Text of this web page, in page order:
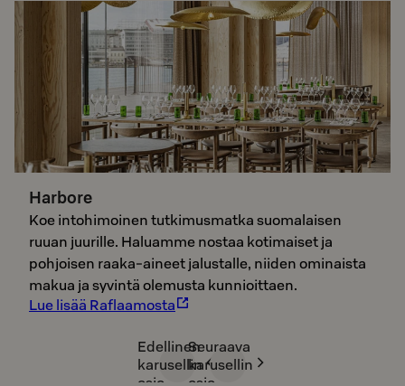
Harbore
Koe intohimoinen tutkimusmatka suomalaisen
ruuan juurille. Haluamme nostaa kotimaiset ja
pohjoisen raaka-aineet jalustalle, niiden ominaista
makua ja syvintä olemusta kunnioittaen.
Lue lisää Raflaamosta
Edellinen
karusellin
osio
Seuraava
karusellin
osio